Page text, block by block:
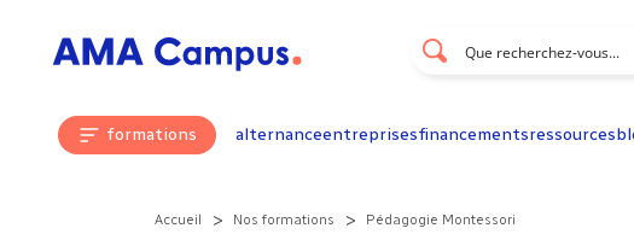
formations alternanceentreprisesfinancementsressources
Accueil > Nos formations > Pédagogie Montessori